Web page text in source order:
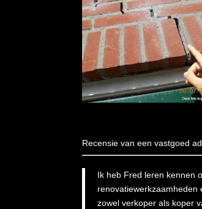
Recensie van een vastgoed
Ik heb Fred leren kennen
zowel verkoper als koper